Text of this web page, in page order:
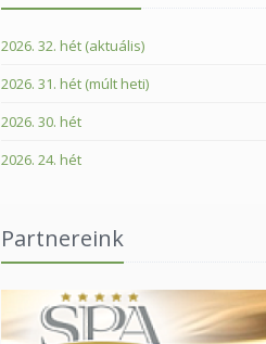
2026. 32. hét (aktuális)
2026. 31. hét (múlt heti)
2026. 30. hét
2026. 24. hét
Partnereink